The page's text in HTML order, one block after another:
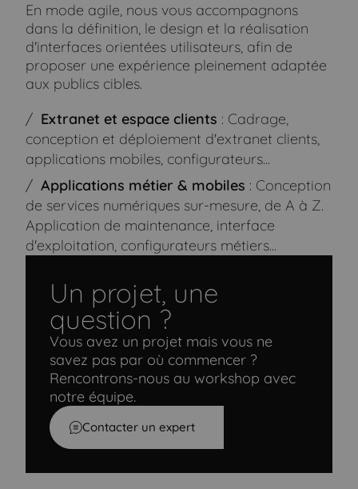
En mode agile, nous vous accompagnons
dans la définition, le design et la réalisation
d'interfaces orientées utilisateurs, afin de
proposer une expérience pleinement adaptée
aux publics cibles.
Extranet et espace clients : Cadrage,
conception et déploiement d'extranet clients,
applications mobiles, configurateurs...
Applications métier & mobiles : Conception
de services numériques sur-mesure, de A à Z.
Application de maintenance, interface
d'exploitation, configurateurs métiers...
Un projet, une
question ?
Vous avez un projet mais vous ne
savez pas par où commencer ?
Rencontrons-nous au workshop avec
notre équipe.
Contacter un expert